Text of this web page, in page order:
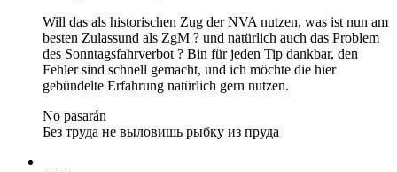
Will das als historischen Zug der NVA nutzen, was ist nun am
besten Zulassund als ZgM ? und natürlich auch das Problem
des Sonntagsfahrverbot ? Bin für jeden Tip dankbar, den
Fehler sind schnell gemacht, und ich möchte die hier
gebündelte Erfahrung natürlich gern nutzen.
No pasarán
Без труда не выловишь рыбку из пруда